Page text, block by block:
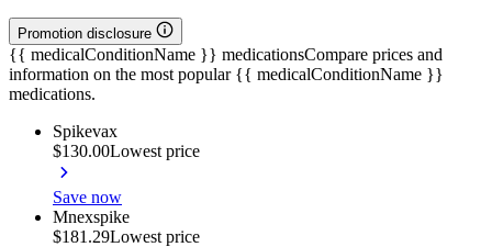
Promotion disclosure
{{ medicalConditionName }} medicationsCompare prices and
information on the most popular {{ medicalConditionName }}
medications.
Spikevax
$130.00Lowest price
Save now
Mnexspike
$181.29Lowest price